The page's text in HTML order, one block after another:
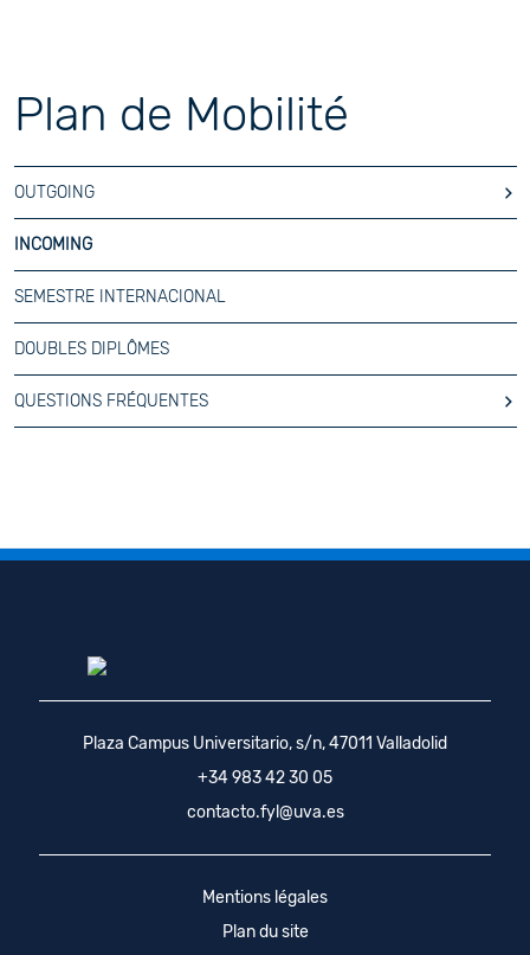
Plan de Mobilité
OUTGOING
INCOMING
SEMESTRE INTERNACIONAL
DOUBLES DIPLÔMES
QUESTIONS FRÉQUENTES
Plaza Campus Universitario, s/n, 47011 Valladolid
+34 983 42 30 05
contacto.fyl@uva.es
Mentions légales
Plan du site